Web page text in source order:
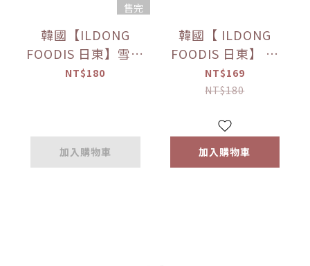
售完
韓國【ILDONG
FOODIS 日東】雪花
餅25g｜牛奶｜黃豆
NT$180
加入購物車
韓國【 ILDONG
FOODIS 日東】 藜
麥威化餅36g｜優格
｜初乳牛奶｜鈣＋
NT$169
NT$180
加入購物車